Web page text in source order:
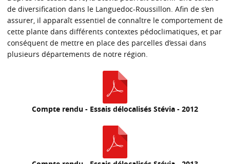
de diversification dans le Languedoc-Roussillon. Afin de s’en
assurer, il apparaît essentiel de connaître le comportement de
cette plante dans différents contextes pédoclimatiques, et par
conséquent de mettre en place des parcelles d’essai dans
plusieurs départements de notre région.
Compte rendu - Essais délocalisés Stévia - 2012